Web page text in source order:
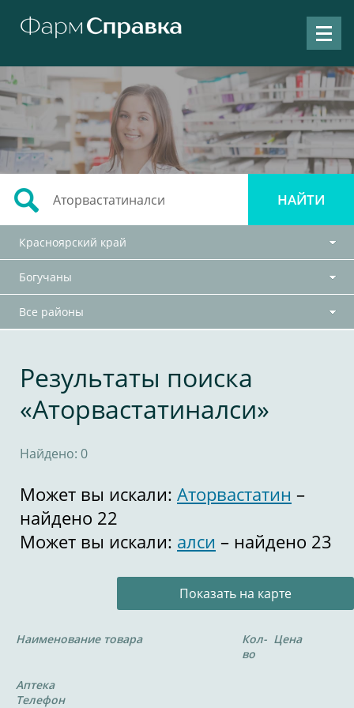
Красноярский край
Богучаны
Все районы
Результаты поиска
«Аторвастатиналси»
Найдено: 0
Может вы искали: Аторвастатин –
найдено 22
Может вы искали: алси – найдено 23
Показать на карте
Наименование товара
Кол-
во
Цена
Аптека
Телефон